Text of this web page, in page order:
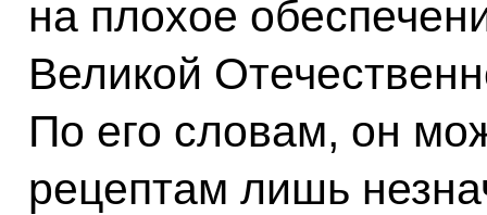
на плохое
Великой
По его словам, он
рецептам лишь